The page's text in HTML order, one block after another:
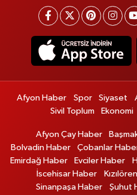
Afyon Haber Spor Siyaset
Sivil Toplum
Ekonomi
Afyon Çay Haber
Bolvadin Haber
Çobanlar
Emirdağ Haber
Evciler Haber
İscehisar Haber
Sinanpaşa Haber
Şuhut